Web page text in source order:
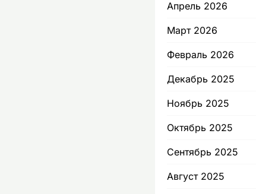
Апрель 2026
Март 2026
Февраль 2026
Декабрь 2025
Ноябрь 2025
Октябрь 2025
Сентябрь 2025
Август 2025